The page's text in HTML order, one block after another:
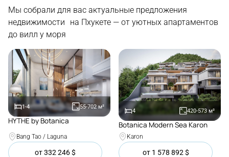
Мы собрали для вас актуальные предложения
недвижимости на Пхукете — от уютных апартаментов
до вилл у моря
1-4 55-702 м²
Покупка
HYTHE by Botanica
Bang Tao / Laguna
от332 246$
4 420-573 м²
Botanica Modern Sea Karon
Karon
от 1 578 892 $